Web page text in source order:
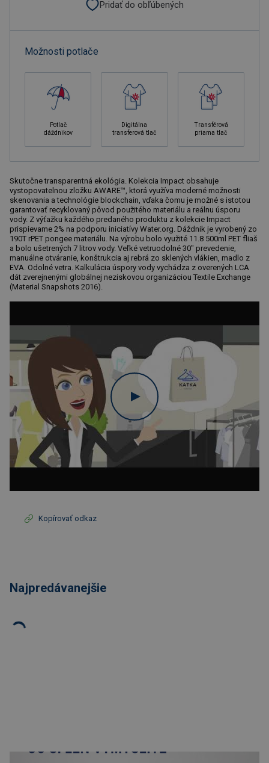
Pridať do obľúbených
Možnosti potlače
Potlač
dáždnikov
Digitálna
transferová tlač
Transférová
priama tlač
Skutočne transparentná ekológia. Kolekcia Impact obsahuje
vystopovatelnou zložku AWARE™, ktorá využíva moderné možnosti
skenovania a technológie blockchain, vďaka čomu je možné s istotou
garantovať recyklovaný pôvod použitého materiálu a reálnu úsporu
vody. Z výťažku každého predaného produktu z kolekcie Impact
prispievame 2% na podporu iniciatívy Water.org. Dáždnik je vyrobený zo
190T rPET pongee materiálu. Na výrobu bolo využité 11.8 500ml PET fliaš
a bolo ušetrených 7 litrov vody. Veľké vetruodolné 30" prevedenie,
manuálne otváranie, konštrukcia aj rebrá zo sklených vlákien, madlo z
EVA. Odolné vetra. Kalkulácia úspory vody vychádza z overených LCA
dát zverejnenými globálnej neziskovou organizáciou Textile Exchange
(Material Snapshots 2016).
Kopírovať odkaz
Najpredávanejšie